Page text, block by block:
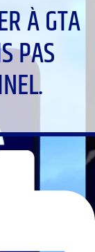
À GTA
PAS